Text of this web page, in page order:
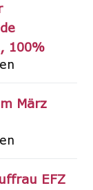
100%
März
EFZ